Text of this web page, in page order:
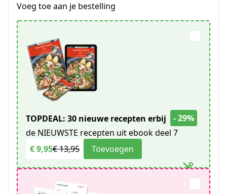
Voeg toe aan je bestelling
TOPDEAL: 30 nieuwe recepten erbij
- 29%
de NIEUWSTE recepten uit ebook deel 7
€ 9,95€ 13,95 Toevoegen